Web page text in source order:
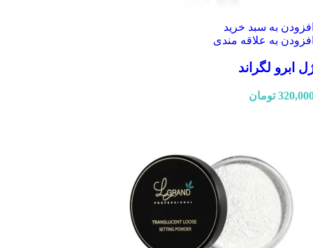
به سبد خرید
به علاقه مندی
ابرو لگراند
تومان